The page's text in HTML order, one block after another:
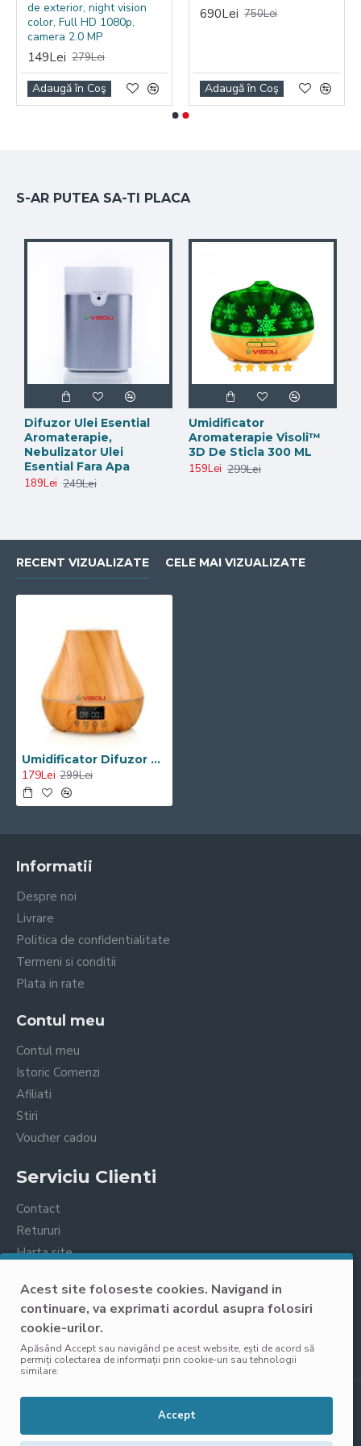
Acest site foloseste cookies. Navigand in
continuare, va exprimati acordul asupra folosiri
cookie-urilor.
Apăsând Accept sau navigând pe acest website, ești de acord să
permiți colectarea de informații prin cookie-uri sau tehnologii
similare.
Accept
de exterior, night vision
color, Full HD 1080p,
camera 2.0 MP
149Lei 279Lei
Adaugă în Coş
690Lei 750Lei
Adaugă în Coş
S-AR PUTEA SA-TI PLACA
Difuzor Ulei Esential
Aromaterapie,
Nebulizator Ulei
Esential Fara Apa
189Lei 249Lei
Umidificator
Aromaterapie Visoli™
3D De Sticla 300 ML
159Lei 299Lei
RECENT VIZUALIZATE CELE MAI VIZUALIZATE
Umidificator Difuzor Aromaterapie Ultrasunete Visoli VS-516 - Rezervor 400 ml
179Lei 299Lei
Informatii
Despre noi
Livrare
Politica de confidentialitate
Termeni si conditii
Plata in rate
Contul meu
Contul meu
Istoric Comenzi
Afiliati
Stiri
Voucher cadou
Serviciu Clienti
Contact
Retururi
Harta site